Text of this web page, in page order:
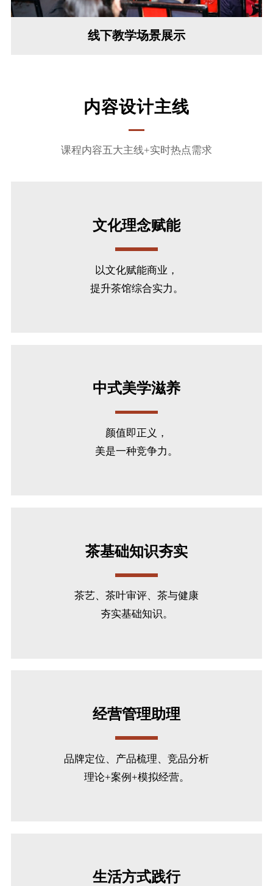
线下教学场景展示
内容设计主线
课程内容五大主线+实时热点需求
文化理念赋能
以文化赋能商业，
提升茶馆综合实力。
中式美学滋养
颜值即正义，
美是一种竞争力。
茶基础知识夯实
茶艺、茶叶审评、茶与健康
夯实基础知识。
经营管理助理
品牌定位、产品梳理、竞品分析
理论+案例+模拟经营。
生活方式践行